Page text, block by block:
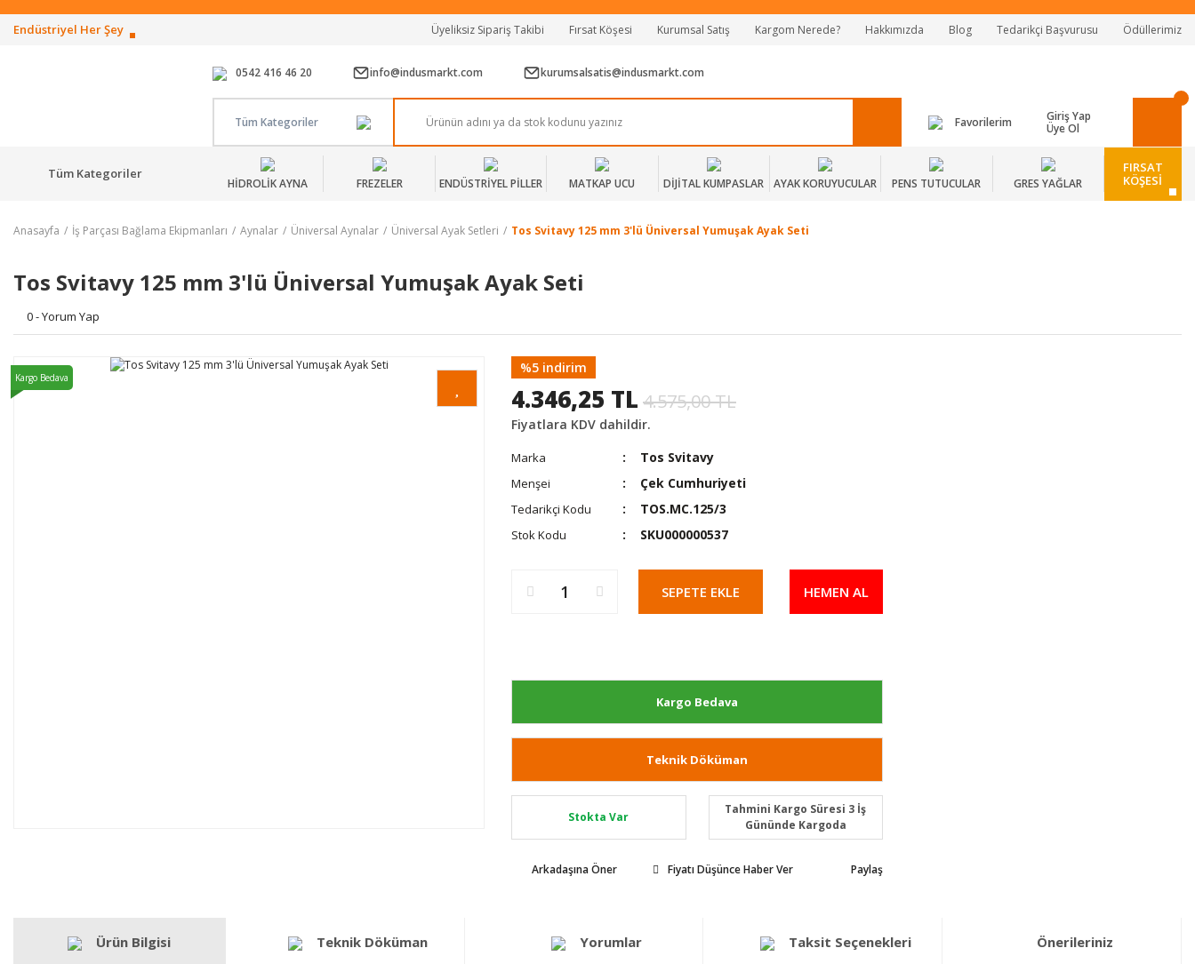
Tüm Alışverişlerde Vade Farksız 2 Taksit!
Mağazadan Teslim & Kolay İade
Endüstriyel Her Şey Üyeliksiz Sipariş Takibi Fırsat Köşesi Kurumsal Satış Kargom Nerede? Hakkımızda Blog Tedarikçi Başvurusu Ödüllerimiz
0542 416 46 20 info@indusmarkt.com kurumsalsatis@indusmarkt.com
Tüm Kategoriler Favorilerim
Giriş Yap
Üye Ol
Tüm Kategoriler
HİDROLİK AYNA FREZELER ENDÜSTRİYEL PİLLER MATKAP UCU DİJİTAL KUMPASLAR AYAK KORUYUCULAR PENS TUTUCULAR GRES YAĞLAR
FIRSAT
KÖŞESİ
Anasayfa İş Parçası Bağlama Ekipmanları Aynalar Üniversal Aynalar Üniversal Ayak Setleri Tos Svitavy 125 mm 3'lü Üniversal Yumuşak Ayak Seti
Tos Svitavy 125 mm 3'lü Üniversal Yumuşak Ayak Seti
0 - Yorum Yap
Kargo Bedava
%5 indirim
4.346,25 TL 4.575,00 TL
Fiyatlara KDV dahildir.
Marka Tos Svitavy
Menşei Çek Cumhuriyeti
Tedarikçi Kodu TOS.MC.125/3
Stok Kodu SKU000000537
SEPETE EKLE HEMEN AL
Kargo Bedava
Teknik Döküman
Stokta Var
Tahmini Kargo Süresi 3 İş
Gününde Kargoda
Arkadaşına Öner Fiyatı Düşünce Haber Ver Paylaş
Ürün Bilgisi Teknik Döküman Yorumlar Taksit Seçenekleri Önerileriniz